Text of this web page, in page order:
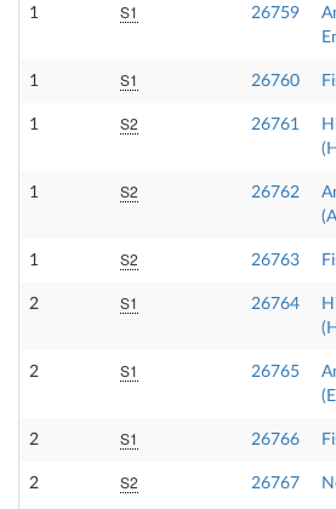
1 S1 26759
1 S1 26760
1 S2 26761
1 S2 26762
1 S2 26763
2 S1 26764
2 S1 26765
2 S1 26766
2 S2 26767